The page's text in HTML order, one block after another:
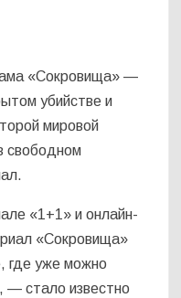
«Сокровища» —
убийстве и
мировой
свободном
«1+1» и онлайн-
«Сокровища»
где уже можно
— стало известно